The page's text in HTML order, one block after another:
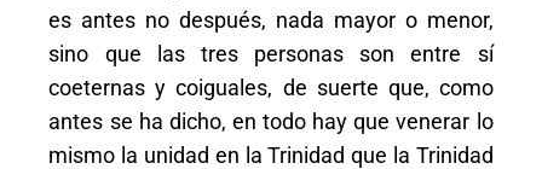
es antes no después, nada mayor o menor,
sino que las tres personas son entre sí
coeternas y coiguales, de suerte que, como
antes se ha dicho, en todo hay que venerar lo
mismo la unidad en la Trinidad que la Trinidad